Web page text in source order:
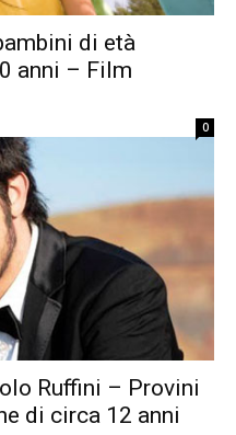
di età
anni – Film
0
Ruffini – Provini
di circa 12 anni